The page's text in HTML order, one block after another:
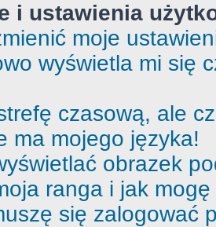
i ustawienia
moje
wyświetla mi się
czasową, ale
ma mojego języka!
obrazek
ranga i jak
się zalogować